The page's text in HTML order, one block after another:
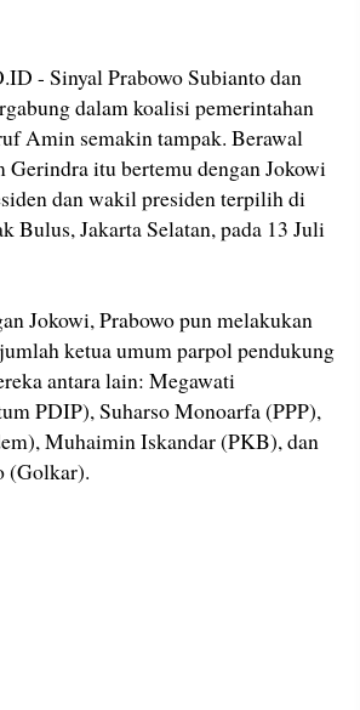
- Sinyal Prabowo Subianto dan
dalam koalisi pemerintahan
Amin semakin tampak. Berawal
Gerindra itu bertemu dengan Jokowi
dan wakil presiden terpilih di
Bulus, Jakarta Selatan, pada 13 Juli
Jokowi, Prabowo pun melakukan
ketua umum parpol pendukung
antara lain: Megawati
PDIP), Suharso Monoarfa (PPP),
Muhaimin Iskandar (PKB), dan
(Golkar).